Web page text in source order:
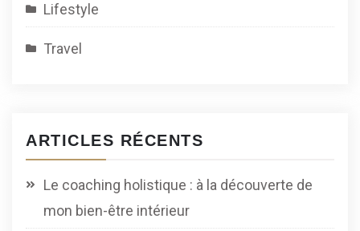
Lifestyle
Travel
ARTICLES RÉCENTS
Le coaching holistique : à la découverte de
mon bien-être intérieur